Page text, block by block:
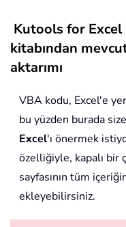
Kutools for Excel
kitabından
aktarımı
VBA kodu, Excel'e
bu yüzden burada
Excel'ı önermek
özelliğiyle, kapalı bir
sayfasının tüm
ekleyebilirsiniz.